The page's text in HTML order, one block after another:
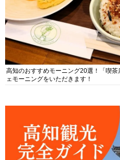
高知のおすすめモーニング20選！「喫
ェモーニングをいただきます！